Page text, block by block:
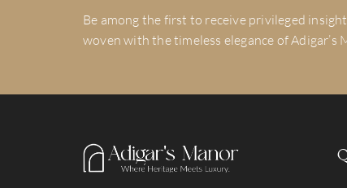
Be among the first to receive privileged
woven with the timeless elegance of Adigar’s